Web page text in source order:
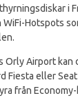
i
Hotspots
Orly Airport kan
Fiesta eller
från